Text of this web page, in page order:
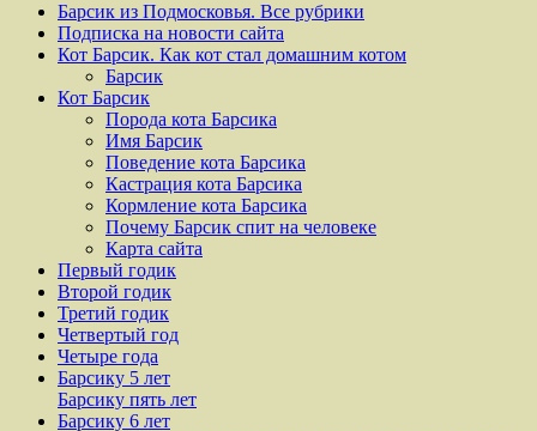
Барсик из Подмосковья. Все рубрики
Подписка на новости сайта
Кот Барсик. Как кот стал домашним котом
Барсик
Кот Барсик
Порода кота Барсика
Имя Барсик
Поведение кота Барсика
Кастрация кота Барсика
Кормление кота Барсика
Почему Барсик спит на человеке
Карта сайта
Первый годик
Второй годик
Третий годик
Четвертый год
Четыре года
Барсику 5 лет
Барсику пять лет
Барсику 6 лет